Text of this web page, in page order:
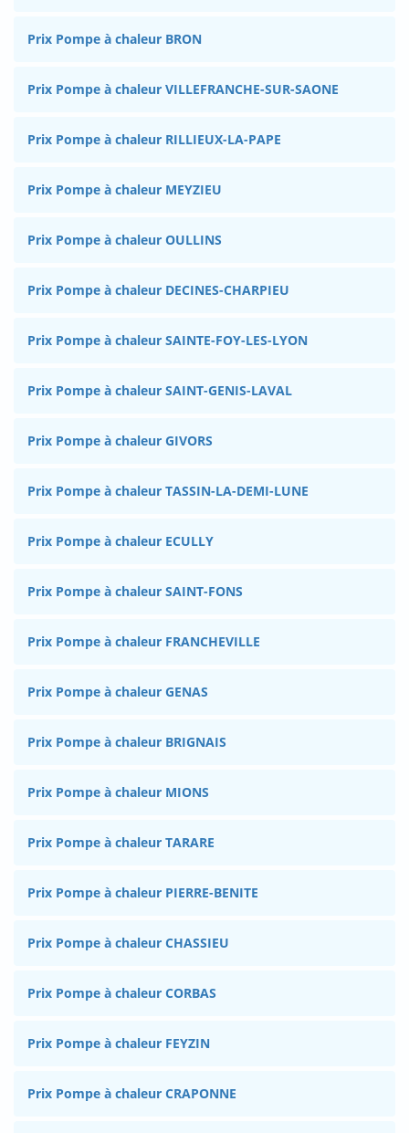
Prix Pompe à chaleur BRON
Prix Pompe à chaleur VILLEFRANCHE-SUR-SAONE
Prix Pompe à chaleur RILLIEUX-LA-PAPE
Prix Pompe à chaleur MEYZIEU
Prix Pompe à chaleur OULLINS
Prix Pompe à chaleur DECINES-CHARPIEU
Prix Pompe à chaleur SAINTE-FOY-LES-LYON
Prix Pompe à chaleur SAINT-GENIS-LAVAL
Prix Pompe à chaleur GIVORS
Prix Pompe à chaleur TASSIN-LA-DEMI-LUNE
Prix Pompe à chaleur ECULLY
Prix Pompe à chaleur SAINT-FONS
Prix Pompe à chaleur FRANCHEVILLE
Prix Pompe à chaleur GENAS
Prix Pompe à chaleur BRIGNAIS
Prix Pompe à chaleur MIONS
Prix Pompe à chaleur TARARE
Prix Pompe à chaleur PIERRE-BENITE
Prix Pompe à chaleur CHASSIEU
Prix Pompe à chaleur CORBAS
Prix Pompe à chaleur FEYZIN
Prix Pompe à chaleur CRAPONNE